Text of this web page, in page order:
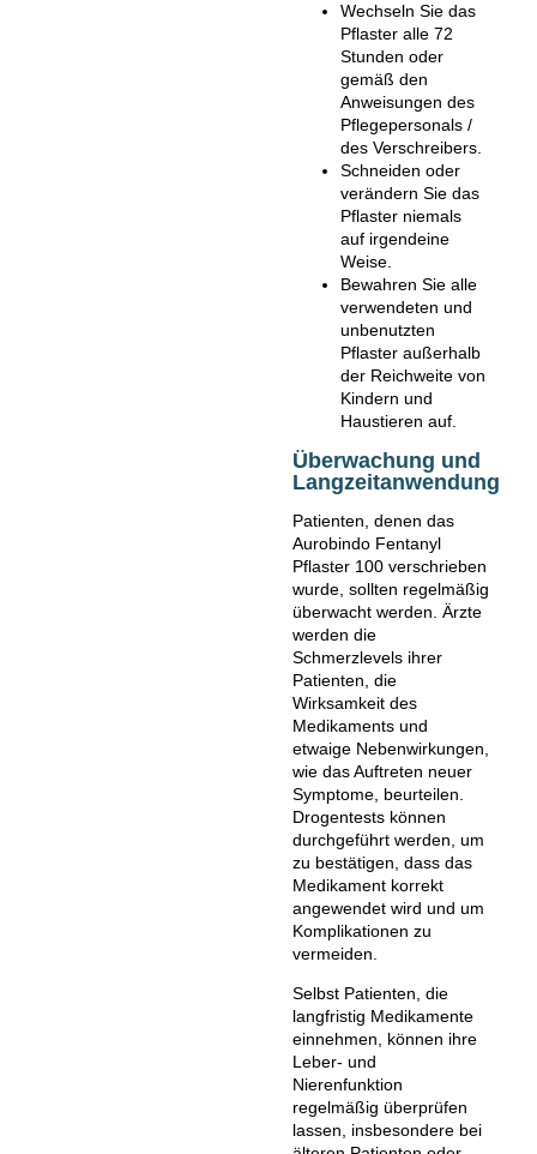
Wechseln Sie das
Pflaster alle 72
Stunden oder
gemäß den
Anweisungen des
Pflegepersonals /
des Verschreibers.
Schneiden oder
verändern Sie das
Pflaster niemals
auf irgendeine
Weise.
Bewahren Sie alle
verwendeten und
unbenutzten
Pflaster außerhalb
der Reichweite von
Kindern und
Haustieren auf.
Überwachung und
Langzeitanwendung
Patienten, denen das
Aurobindo Fentanyl
Pflaster 100 verschrieben
wurde, sollten regelmäßig
überwacht werden. Ärzte
werden die
Schmerzlevels ihrer
Patienten, die
Wirksamkeit des
Medikaments und
etwaige Nebenwirkungen,
wie das Auftreten neuer
Symptome, beurteilen.
Drogentests können
durchgeführt werden, um
zu bestätigen, dass das
Medikament korrekt
angewendet wird und um
Komplikationen zu
vermeiden.
Selbst Patienten, die
langfristig Medikamente
einnehmen, können ihre
Leber- und
Nierenfunktion
regelmäßig überprüfen
lassen, insbesondere bei